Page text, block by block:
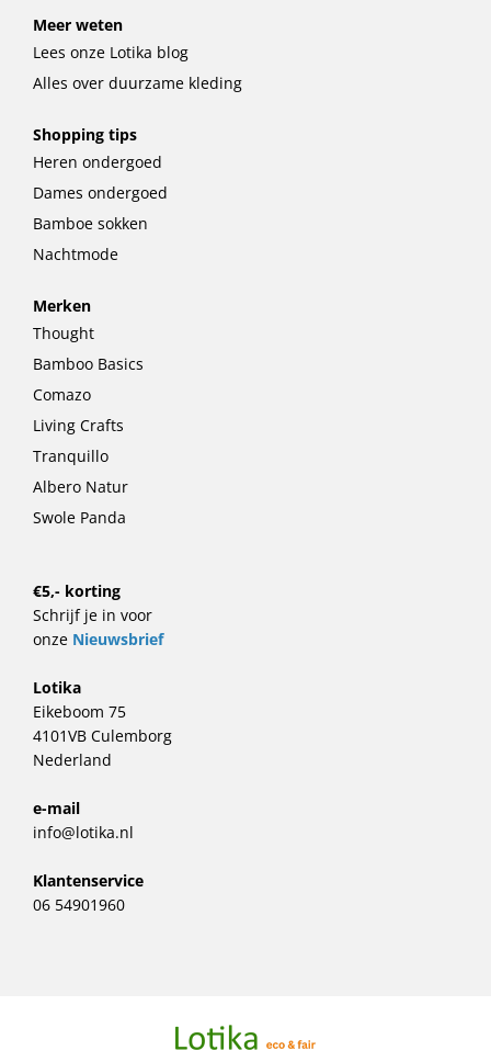
Meer weten
Lees onze Lotika blog
Alles over duurzame kleding
Shopping tips
Heren ondergoed
Dames ondergoed
Bamboe sokken
Nachtmode
Merken
Thought
Bamboo Basics
Comazo
Living Crafts
Tranquillo
Albero Natur
Swole Panda
€5,- korting
Schrijf je in voor
onze Nieuwsbrief
Lotika
Eikeboom 75
4101VB Culemborg
Nederland
e-mail
info@lotika.nl
Klantenservice
06 54901960